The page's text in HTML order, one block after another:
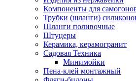
Компоненты для
Трубки (шланги)
Шланги поливочные
Штуцеры
Керамика, керамогранит
Садовая Техника
Минимойки
Пена-клей монтажный